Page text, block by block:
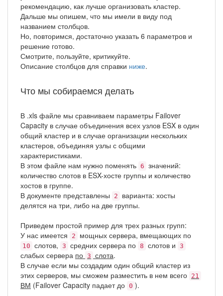
рекомендацию, как лучше организовать кластер.
Дальше мы опишем, что мы имели в виду под
названием столбцов.
Но, повторимся, достаточно указать 6 параметров и
решение готово.
Смотрите, пользуйте, критикуйте.
Описание столбцов для справки ниже.
Что мы собираемся делать
В .xls файле мы сравниваем параметры Failover
Capacity в случае объединения всех узлов ESX в один
общий кластер и в случае организации нескольких
кластеров, объединяя узлы с общими
характеристиками.
В этом файле нам нужно поменять 6 значений:
количество слотов в ESX-хосте группы и количество
хостов в группе.
В документе представлены
2
варианта: хосты
делятся на три, либо на две группы.
Приведем простой пример для трех разных групп:
У нас имеется
2 мощных сервера, вмещающих по
10 слотов, 3 средних сервера по 8 слотов и 3
слабых сервера по 3 слота.
В случае если мы создадим один общий кластер из
этих серверов, мы сможем разместить в нем всего 21
ВМ (Failover Capacity падает до 0 ).